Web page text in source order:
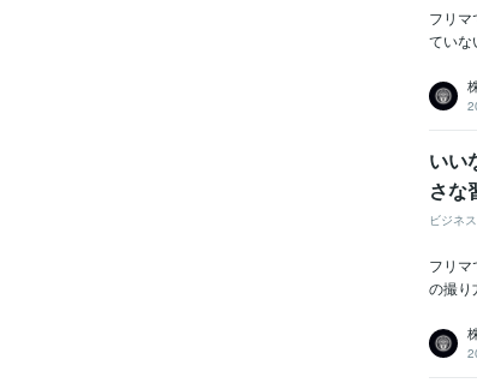
フリ
ていな
いい
さな
ビジネ
フリ
の撮り